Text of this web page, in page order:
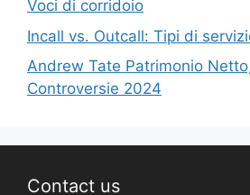
Voci di corridoio
Incall vs. Outcall: Tipi di
Andrew Tate Patrimonio
Controversie 2024
Contact us